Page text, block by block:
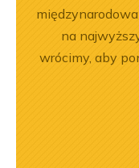
na
wrócimy, aby